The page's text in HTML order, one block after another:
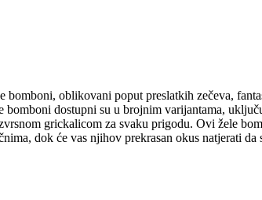
oblikovani poput preslatkih zečeva,
dostupni su u brojnim varijantama,
grickalicom za svaku prigodu. Ovi žele
dok će vas njihov prekrasan okus natjerati da